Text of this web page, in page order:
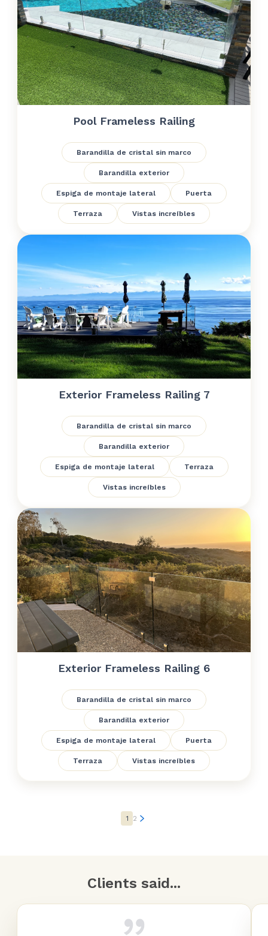
Pool Frameless Railing
Barandilla de cristal sin marco
Barandilla exterior
Espiga de montaje lateral Puerta
Terraza Vistas increíbles
Exterior Frameless Railing 7
Barandilla de cristal sin marco
Barandilla exterior
Espiga de montaje lateral Terraza
Vistas increíbles
Exterior Frameless Railing 6
Barandilla de cristal sin marco
Barandilla exterior
Espiga de montaje lateral Puerta
Terraza Vistas increíbles
1 2
Clients said...